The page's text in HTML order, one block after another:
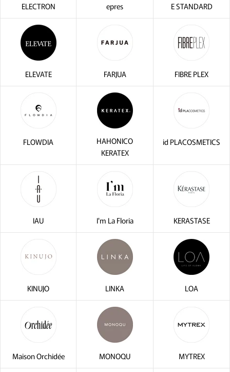
ELECTRON epres E STANDARD
ELEVATE FARJUA FIBRE PLEX
FLOWDIA
HAHONICO
KERATEX
id PLACOSMETICS
IAU I'm La Floria KERASTASE
KINUJO LINKA LOA
Maison Orchidée MONOQU MYTREX